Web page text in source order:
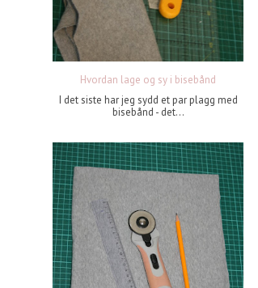
Hvordan lage og sy i bisebånd
I det siste har jeg sydd et par plagg med
bisebånd - det...